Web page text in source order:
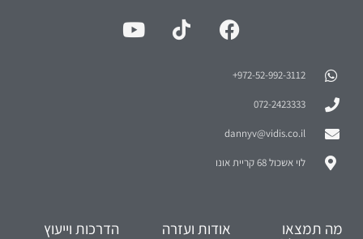
972-52-992-3112⁩+
072-2423333
dannyv@vidis.co.il
לוי אשכול 68 קריית אונו
מה תמצאו אודות ועזרה הדרכות וייעוץ